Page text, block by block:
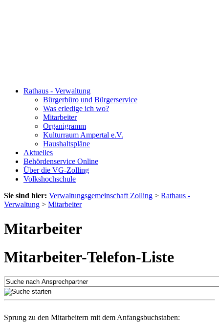
Rathaus - Verwaltung
Bürgerbüro und Bürgerservice
Was erledige ich wo?
Mitarbeiter
Organigramm
Kulturraum Ampertal e.V.
Haushaltspläne
Aktuelles
Behördenservice Online
Über die VG-Zolling
Volkshochschule
Sie sind hier: Verwaltungsgemeinschaft Zolling > Rathaus -
Verwaltung > Mitarbeiter
Mitarbeiter
Mitarbeiter-Telefon-Liste
Sprung zu den Mitarbeitern mit dem Anfangsbuchstaben: